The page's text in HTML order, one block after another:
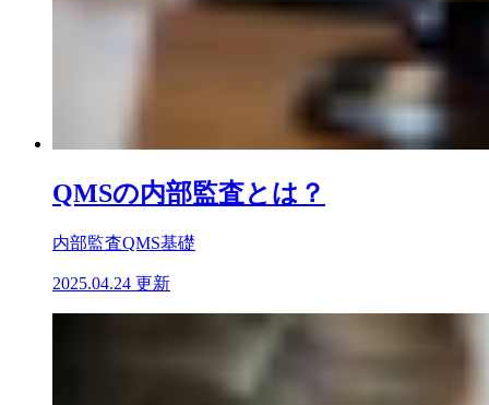
QMSの内部監査とは？
内部監査QMS基礎
2025.04.24 更新